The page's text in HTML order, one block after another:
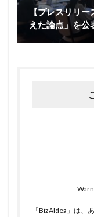
【プレスリリ
えた論点」を公
「BizAIdea」は、